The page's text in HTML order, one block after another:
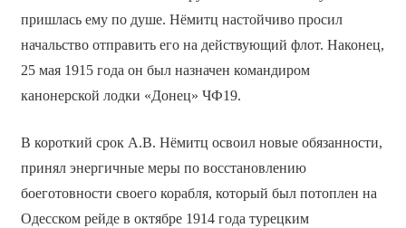
пришлась ему по душе. Нёмитц настойчиво просил
начальство отправить его на действующий флот. Наконец,
25 мая 1915 года он был назначен командиром
канонерской лодки «Донец» ЧФ19.
В короткий срок А.В. Нёмитц освоил новые обязанности,
принял энергичные меры по восстановлению
боеготовности своего корабля, который был потоплен на
Одесском рейде в октябре 1914 года турецким